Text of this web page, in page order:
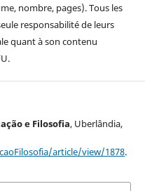
nombre, pages). Tous les
responsabilité de leurs
quant à son contenu
e Filosofia, Uberlândia,
article/view/1878.